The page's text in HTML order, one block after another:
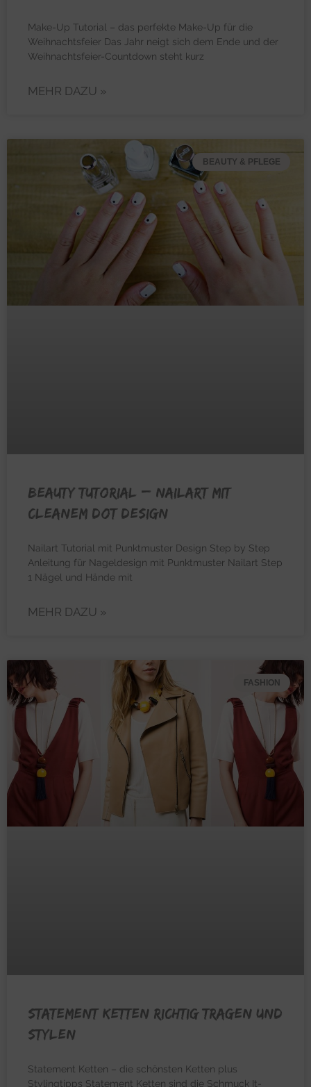
Make-Up Tutorial – das perfekte Make-Up für die
Weihnachtsfeier Das Jahr neigt sich dem Ende und der
Weihnachtsfeier-Countdown steht kurz
MEHR DAZU »
BEAUTY & PFLEGE
BEAUTY TUTORIAL – Nailart mit
cleanem Dot Design
Nailart Tutorial mit Punktmuster Design Step by Step
Anleitung für Nageldesign mit Punktmuster Nailart Step
1 Nägel und Hände mit
MEHR DAZU »
FASHION
Statement Ketten richtig tragen und
stylen
Statement Ketten – die schönsten Ketten plus
Stylingtipps Statement Ketten sind die Schmuck It-